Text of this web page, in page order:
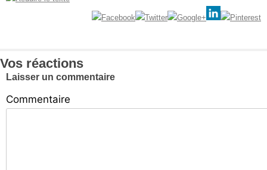
Vos réactions
Laisser un commentaire
Commentaire